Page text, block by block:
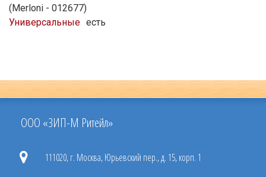
(Merloni - 012677)
Универсальные есть
ООО «ЗИП-М Ритейл»
111020, г. Москва, Юрьевский пер., д. 15, корп. 1